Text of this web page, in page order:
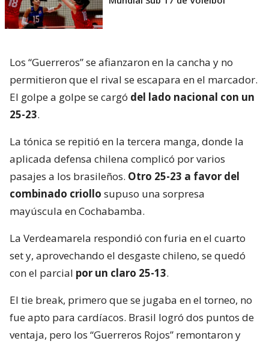
Los “Guerreros” se afianzaron en la cancha y no
permitieron que el rival se escapara en el marcador.
El golpe a golpe se cargó del lado nacional con un
25-23.
La tónica se repitió en la tercera manga, donde la
aplicada defensa chilena complicó por varios
pasajes a los brasileños. Otro 25-23 a favor del
combinado criollo supuso una sorpresa
mayúscula en Cochabamba.
La Verdeamarela respondió con furia en el cuarto
set y, aprovechando el desgaste chileno, se quedó
con el parcial por un claro 25-13.
El tie break, primero que se jugaba en el torneo, no
fue apto para cardíacos. Brasil logró dos puntos de
ventaja, pero los “Guerreros Rojos” remontaron y